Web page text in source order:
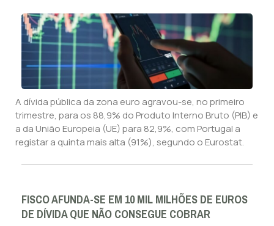
A dívida pública da zona euro agravou-se, no primeiro
trimestre, para os 88,9% do Produto Interno Bruto (PIB) e
a da União Europeia (UE) para 82,9%, com Portugal a
registar a quinta mais alta (91%), segundo o Eurostat.
FISCO AFUNDA-SE EM 10 MIL MILHÕES DE EUROS
DE DÍVIDA QUE NÃO CONSEGUE COBRAR